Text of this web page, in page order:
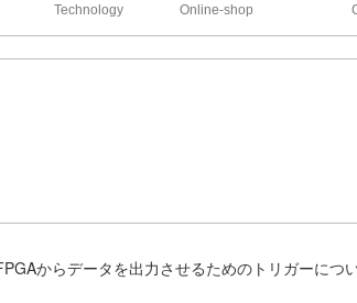
からデータを出力させるためのトリガーにつ